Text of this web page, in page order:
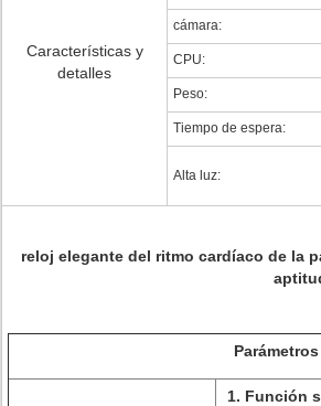
Características y
detalles
cámara:
CPU:
Peso:
Tiempo de espera:
Alta luz:
reloj elegante del ritmo cardíaco de la
1. Función